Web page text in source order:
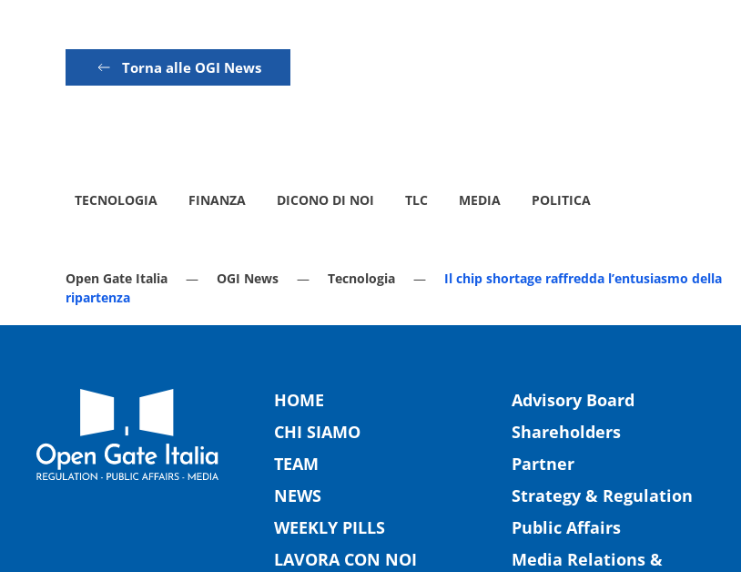
Torna alle OGI News
TECNOLOGIA FINANZA DICONO DI NOI TLC MEDIA POLITICA
Open Gate Italia OGI News Tecnologia
Il chip shortage raffredda l’entusiasmo della
ripartenza
HOME
CHI SIAMO
TEAM
NEWS
WEEKLY PILLS
LAVORA CON NOI
Advisory Board
Shareholders
Partner
Strategy & Regulation
Public Affairs
Media Relations &